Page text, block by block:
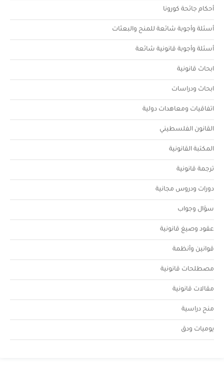
أحكام جائحة كورونا
أسئلة وأجوبة شائعة للمنح والبعثات
أسئلة وأجوبة قانونية شائعة
ابحاث قانونية
ابحاث ودراسات
اتفاقيات ومعاهدات دولية
القانون الفلسطيني
المكتبة القانونية
ترجمة قانونية
دورات ودروس مجانية
سؤال وجواب
عقود وصيغ قانونية
قوانين وأنظمة
مصطلحات قانونية
مقالات قانونية
منح دراسية
يوميات ودق